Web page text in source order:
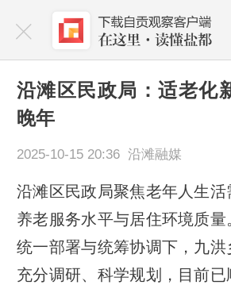
沿滩区民政局：适老化
晚年
2025-10-15 20:36 沿滩融媒
沿滩区民政局聚焦老年人生
养老服务水平与居住环境质
统一部署与统筹协调下，九洪
充分调研、科学规划，目前